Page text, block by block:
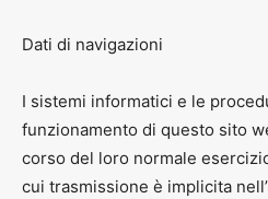
Dati di navigazioni
I sistemi informatici e le
funzionamento di questo sito
corso del loro normale
cui trasmissione è implicita